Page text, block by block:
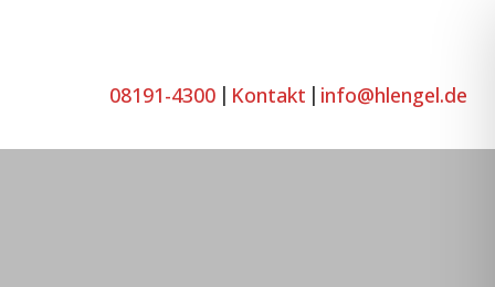
08191-4300 Kontakt info@hlengel.de